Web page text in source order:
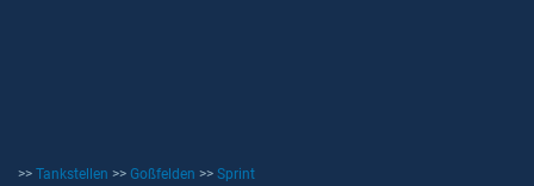
>> Tankstellen >> Goßfelden >> Sprint